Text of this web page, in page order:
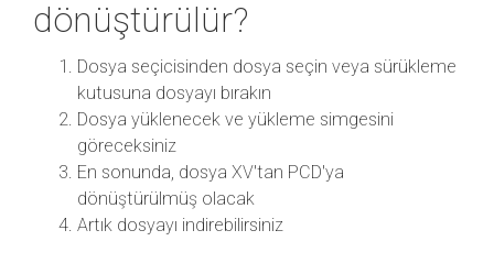
dönüştürülür?
Dosya seçicisinden dosya seçin veya sürükleme
kutusuna dosyayı bırakın
Dosya yüklenecek ve yükleme simgesini
göreceksiniz
En sonunda, dosya XV'tan PCD'ya
dönüştürülmüş olacak
Artık dosyayı indirebilirsiniz